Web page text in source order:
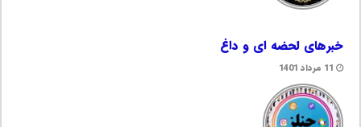
خبرهای لحضه ای و داغ
11 مرداد 1401